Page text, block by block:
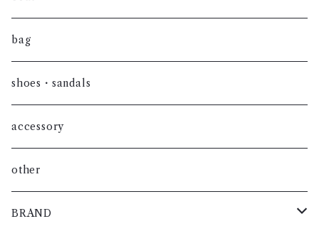
vest
bag
shoes・sandals
accessory
other
BRAND